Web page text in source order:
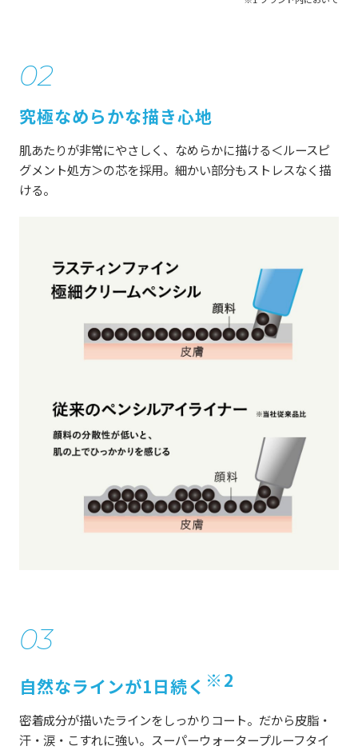
02
究極なめらかな描き心地
肌あたりが非常にやさしく、なめらかに描ける＜ルースピ
グメント処方＞の芯を採用。細かい部分もストレスなく描
ける。
03
自然なラインが1日続く ※2
密着成分が描いたラインをしっかりコート。だから皮脂・
汗・涙・こすれに強い。スーパーウォータープルーフタイ